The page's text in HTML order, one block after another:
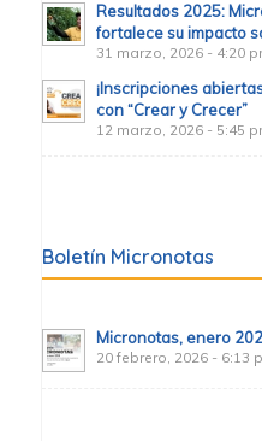
Resultados 2025:
fortalece su impacto
31 marzo, 2026 - 4:20
¡Inscripciones
con “Crear y Crecer”
12 marzo, 2026 - 5:45
Boletín Micronotas
Micronotas, enero
20 febrero, 2026 - 6:13